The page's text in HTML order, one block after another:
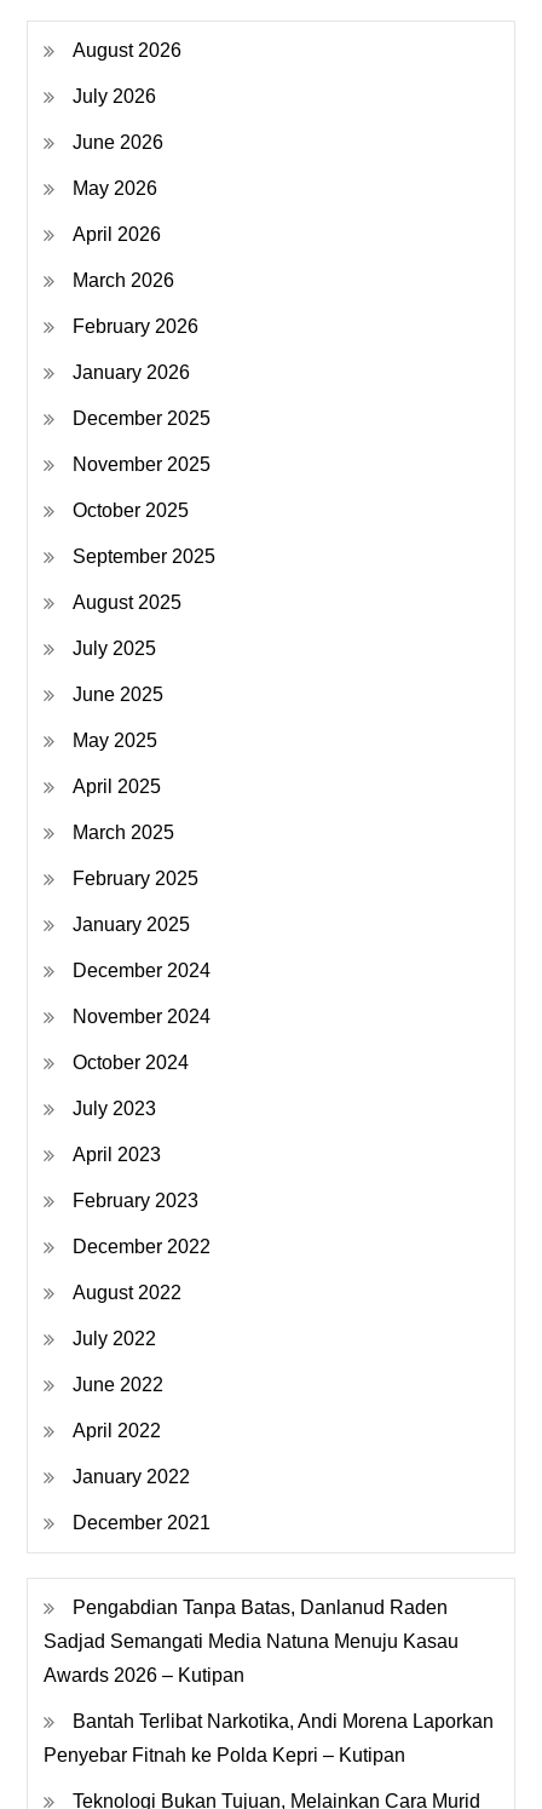
pagination
August 2026
July 2026
June 2026
May 2026
April 2026
March 2026
February 2026
January 2026
December 2025
November 2025
October 2025
September 2025
August 2025
July 2025
June 2025
May 2025
April 2025
March 2025
February 2025
January 2025
December 2024
November 2024
October 2024
July 2023
April 2023
February 2023
December 2022
August 2022
July 2022
June 2022
April 2022
January 2022
December 2021
Pengabdian Tanpa Batas, Danlanud Raden
Sadjad Semangati Media Natuna Menuju Kasau
Awards 2026 – Kutipan
Bantah Terlibat Narkotika, Andi Morena Laporkan
Penyebar Fitnah ke Polda Kepri – Kutipan
Teknologi Bukan Tujuan, Melainkan Cara Murid